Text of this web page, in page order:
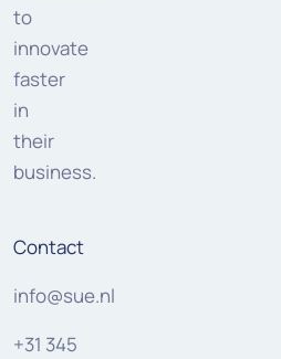
to
innovate
faster
in
their
business.
Contact
info@sue.nl
+31 345